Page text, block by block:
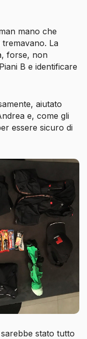
mano che
tremavano. La
forse, non
B e identificare
aiutato
e, come gli
essere sicuro di
stato tutto